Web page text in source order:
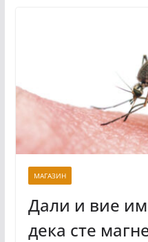
МАГАЗИН
Дали и вие
дека сте